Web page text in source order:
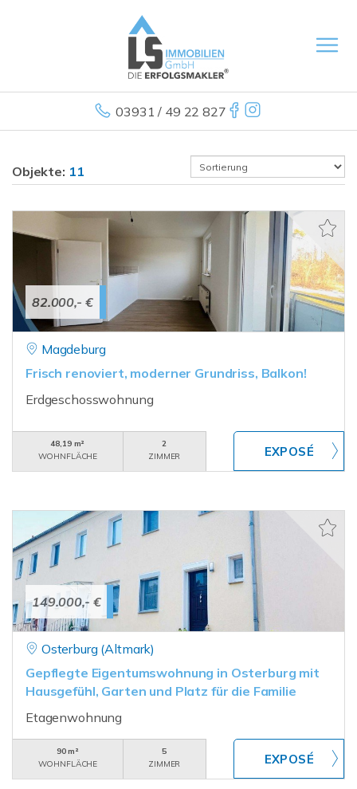
03931 / 49 22 827
Objekte: 11
82.000,- €
Magdeburg
Frisch renoviert, moderner Grundriss, Balkon!
Erdgeschosswohnung
48,19 m²
WOHNFLÄCHE
2
ZIMMER
149.000,- €
Osterburg (Altmark)
Gepflegte Eigentumswohnung in Osterburg mit
Hausgefühl, Garten und Platz für die Familie
Etagenwohnung
90 m²
WOHNFLÄCHE
5
ZIMMER